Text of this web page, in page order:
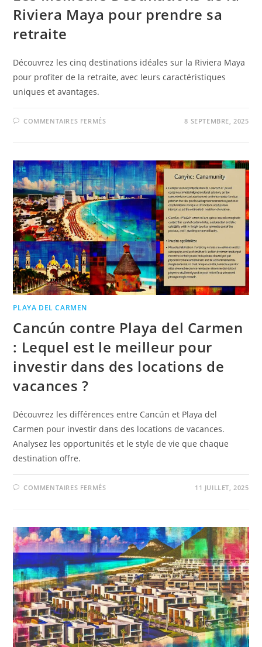
Riviera Maya pour prendre sa
retraite
Découvrez les cinq destinations idéales sur la Riviera Maya
pour profiter de la retraite, avec leurs caractéristiques
uniques et avantages.
COMMENTAIRES FERMÉS 8 SEPTEMBRE, 2025
PLAYA DEL CARMEN
Cancún contre Playa del Carmen
: Lequel est le meilleur pour
investir dans des locations de
vacances ?
Découvrez les différences entre Cancún et Playa del
Carmen pour investir dans des locations de vacances.
Analysez les opportunités et le style de vie que chaque
destination offre.
COMMENTAIRES FERMÉS 11 JUILLET, 2025